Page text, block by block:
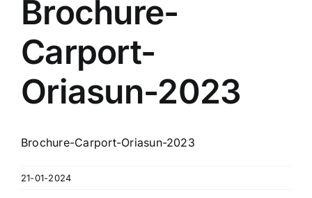
Contact
A propos
Clients
Brochure-
Carport-
Oriasun-2023
Brochure-Carport-Oriasun-2023
21-01-2024